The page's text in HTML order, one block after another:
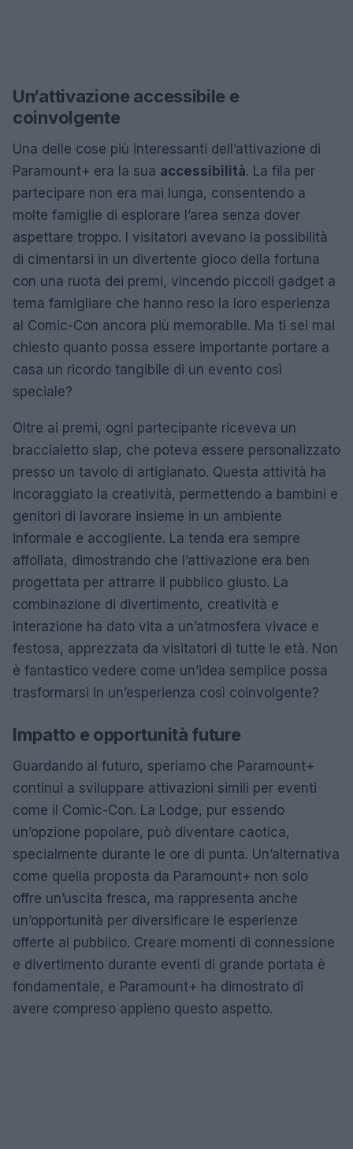
Un’attivazione accessibile e
coinvolgente
Una delle cose più interessanti dell’attivazione di
Paramount+ era la sua accessibilità. La fila per
partecipare non era mai lunga, consentendo a
molte famiglie di esplorare l’area senza dover
aspettare troppo. I visitatori avevano la possibilità
di cimentarsi in un divertente gioco della fortuna
con una ruota dei premi, vincendo piccoli gadget a
tema famigliare che hanno reso la loro esperienza
al Comic-Con ancora più memorabile. Ma ti sei mai
chiesto quanto possa essere importante portare a
casa un ricordo tangibile di un evento così
speciale?
Oltre ai premi, ogni partecipante riceveva un
braccialetto slap, che poteva essere personalizzato
presso un tavolo di artigianato. Questa attività ha
incoraggiato la creatività, permettendo a bambini e
genitori di lavorare insieme in un ambiente
informale e accogliente. La tenda era sempre
affollata, dimostrando che l’attivazione era ben
progettata per attrarre il pubblico giusto. La
combinazione di divertimento, creatività e
interazione ha dato vita a un’atmosfera vivace e
festosa, apprezzata da visitatori di tutte le età. Non
è fantastico vedere come un’idea semplice possa
trasformarsi in un’esperienza così coinvolgente?
Impatto e opportunità future
Guardando al futuro, speriamo che Paramount+
continui a sviluppare attivazioni simili per eventi
come il Comic-Con. La Lodge, pur essendo
un’opzione popolare, può diventare caotica,
specialmente durante le ore di punta. Un’alternativa
come quella proposta da Paramount+ non solo
offre un’uscita fresca, ma rappresenta anche
un’opportunità per diversificare le esperienze
offerte al pubblico. Creare momenti di connessione
e divertimento durante eventi di grande portata è
fondamentale, e Paramount+ ha dimostrato di
avere compreso appieno questo aspetto.